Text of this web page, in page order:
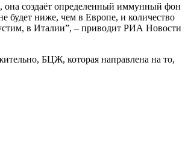
она создаёт определенный иммунный фон
будет ниже, чем в Европе, и количество
в Италии”, – приводит РИА Новости
БЦЖ, которая направлена на то,